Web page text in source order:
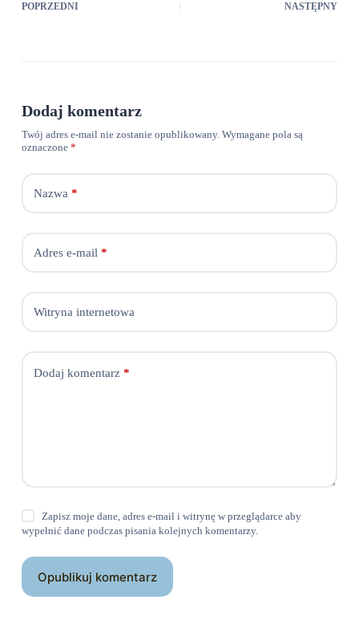
POPRZEDNI NASTĘPNY
Dodaj komentarz
Twój adres e-mail nie zostanie opublikowany. Wymagane pola są
oznaczone *
Nazwa *
Adres e-mail *
Witryna internetowa
Dodaj komentarz*
Zapisz moje dane, adres e-mail i witrynę w przeglądarce aby
wypełnić dane podczas pisania kolejnych komentarzy.
Opublikuj komentarz